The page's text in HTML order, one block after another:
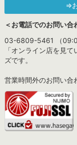
⇒
＜お電話でのお問い合
03-6809-5461 （
「オンライン店を見
ズです。
営業時間外のお問い合